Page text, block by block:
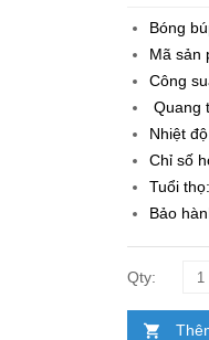
Bóng
Mã sản
Công
Quang
Nhiệt
Chỉ số
Tuổi
Bảo